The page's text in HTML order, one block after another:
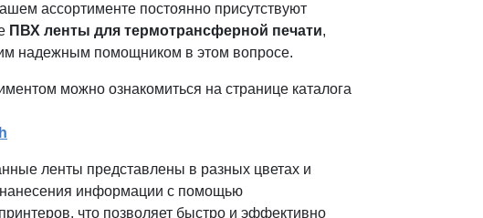
ассортименте постоянно присутствуют
ПВХ ленты для термотрансферной печати,
надежным помощником в этом вопросе.
можно ознакомиться на странице каталога
ленты представлены в разных цветах и
информации с помощью
что позволяет быстро и эффективно